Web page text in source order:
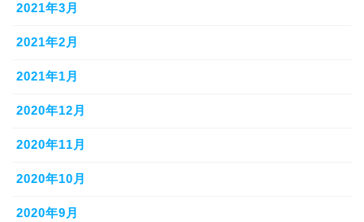
2021年3月
2021年2月
2021年1月
2020年12月
2020年11月
2020年10月
2020年9月